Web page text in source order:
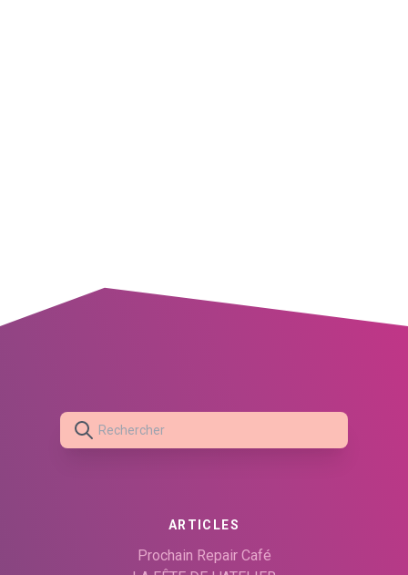
ARTICLES
Prochain Repair Café